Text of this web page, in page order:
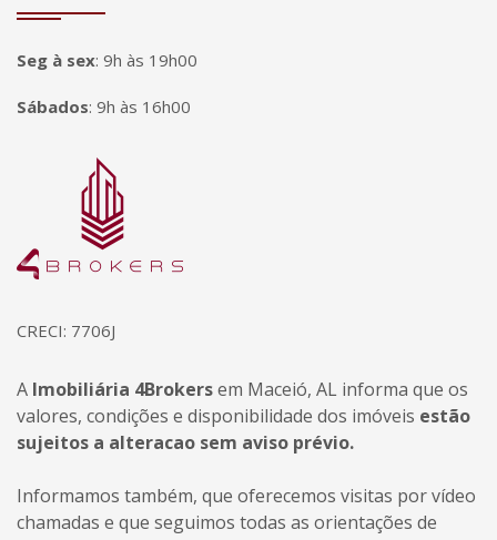
Seg à sex: 9h às 19h00
Sábados: 9h às 16h00
Página inicial
CRECI: 7706J
A Imobiliária 4Brokersem Maceió, AL informa que os
valores, condições e disponibilidade dos imóveis estão
sujeitos a alteracao sem aviso prévio.
Informamos também, que oferecemos visitas por vídeo
chamadas e que seguimos todas as orientações de